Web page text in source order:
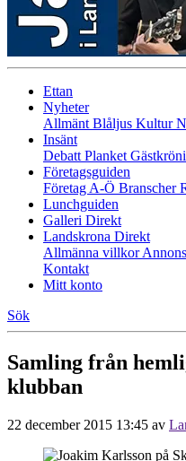
Ettan
Nyheter
Allmänt Blåljus Kultur
Insänt
Debatt Planket
Företagsguiden
Företag A-Ö Branscher
Lunchguiden
Galleri Direkt
Landskrona Direkt
Allmänna villkor
Kontakt
Mitt konto
Sök
Samling från
klubban
22 december 2015 13:45 av